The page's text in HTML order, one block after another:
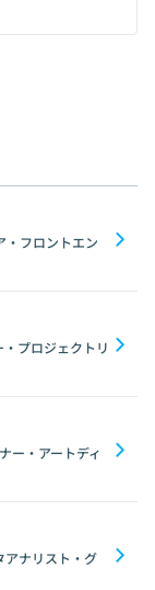
・フロントエン
プロジェクトリ
ー・アートディ
アナリスト・グ